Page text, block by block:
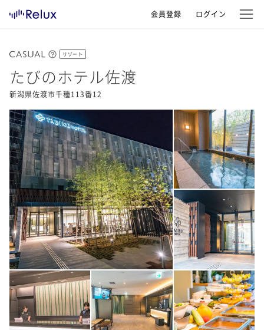
会員登録 ログイン
リゾート
たびのホテル佐渡
新潟県佐渡市千種113番12